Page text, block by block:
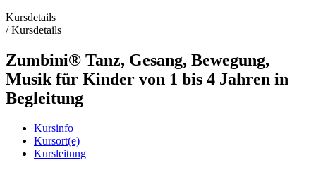
Kursdetails
/Kursdetails
Zumbini® Tanz, Gesang, Bewegung,
Musik für Kinder von 1 bis 4 Jahren in
Begleitung
Kursinfo
Kursort(e)
Kursleitung